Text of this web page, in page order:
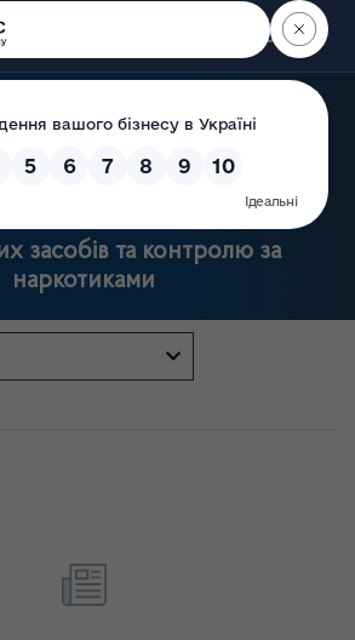
Пошук
служба України
засобів та контролю за
наркотиками